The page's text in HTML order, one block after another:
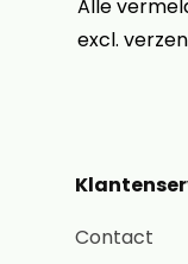
Alle
excl.
Contact